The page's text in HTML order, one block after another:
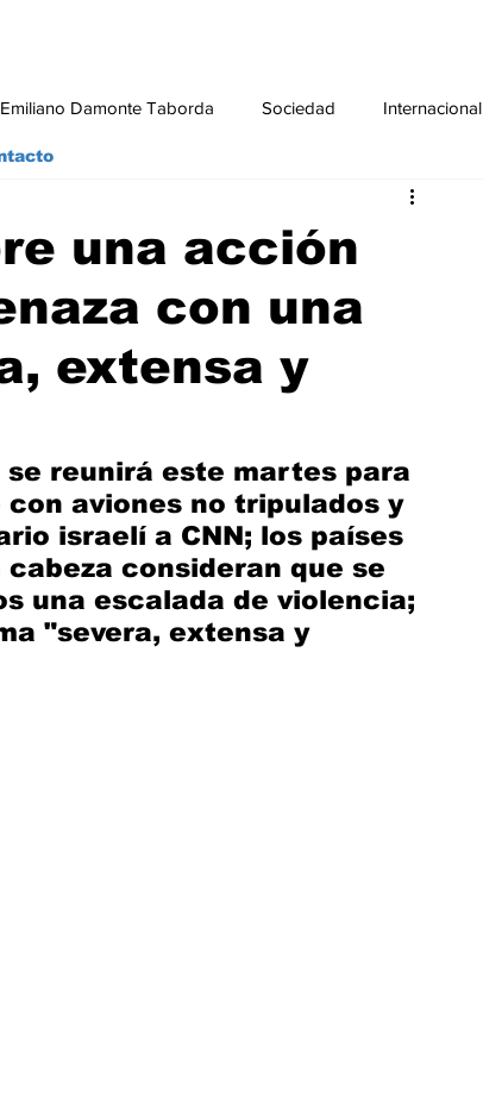
Damonte Taborda Sociedad Internacional
una acción
con una
extensa y
reunirá este martes para
aviones no tripulados y
israelí a CNN; los países
consideran que se
una escalada de violencia;
"severa, extensa y